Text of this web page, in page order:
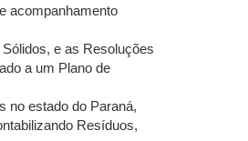
acompanhamento
e as Resoluções
a um Plano de
no estado do Paraná,
Resíduos,